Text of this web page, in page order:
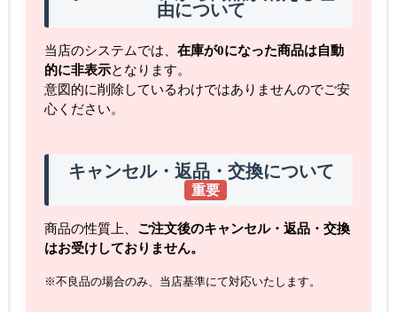
由について
当店のシステムでは、 在庫が0になった商品は自動
的に非表示となります。
意図的に削除しているわけではありませんのでご安
心ください。
キャンセル・返品・交換について
重要
商品の性質上、 ご注文後のキャンセル・返品・交換
はお受けしておりません。
※不良品の場合のみ、当店基準にて対応いたします。